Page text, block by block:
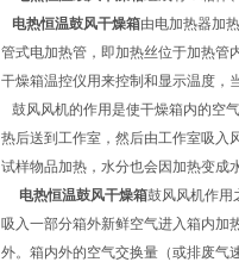
电热恒温鼓风干燥箱由电加热器加
管式电加热管，即加热丝位于加热管
干燥箱温控仪用来控制和显示温度，
鼓风风机的作用是使干燥箱内的空
热后送到工作室，然后由工作室吸入
试样物品加热，水分也会因加热变成
电热恒温鼓风干燥箱鼓风风机作用
吸入一部分箱外新鲜空气进入箱内加
外。箱内外的空气交换量（或排废气